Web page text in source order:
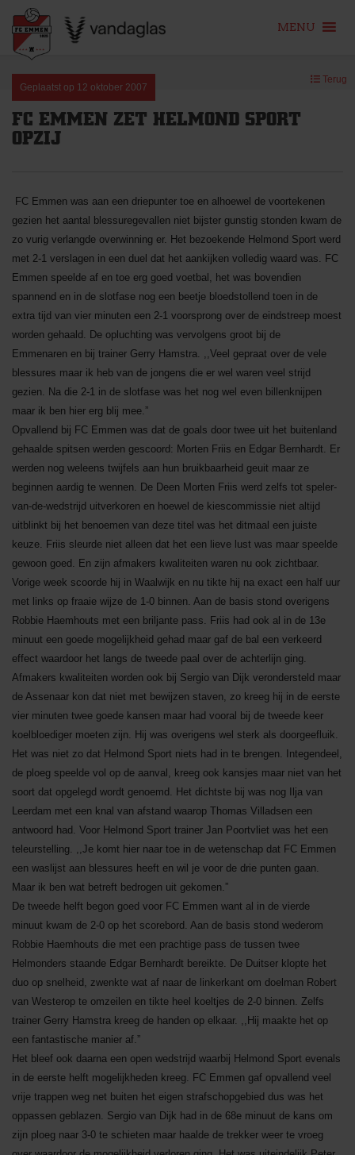
content
MENU
Geplaatst op 12 oktober 2007
Terug
FC EMMEN ZET HELMOND SPORT
OPZIJ
FC Emmen was aan een driepunter toe en alhoewel de voortekenen
gezien het aantal blessuregevallen niet bijster gunstig stonden kwam de
zo vurig verlangde overwinning er. Het bezoekende Helmond Sport werd
met 2-1 verslagen in een duel dat het aankijken volledig waard was. FC
Emmen speelde af en toe erg goed voetbal, het was bovendien
spannend en in de slotfase nog een beetje bloedstollend toen in de
extra tijd van vier minuten een 2-1 voorsprong over de eindstreep moest
worden gehaald. De opluchting was vervolgens groot bij de
Emmenaren en bij trainer Gerry Hamstra. ,,Veel gepraat over de vele
blessures maar ik heb van de jongens die er wel waren veel strijd
gezien. Na die 2-1 in de slotfase was het nog wel even billenknijpen
maar ik ben hier erg blij mee.”
Opvallend bij FC Emmen was dat de goals door twee uit het buitenland
gehaalde spitsen werden gescoord: Morten Friis en Edgar Bernhardt. Er
werden nog weleens twijfels aan hun bruikbaarheid geuit maar ze
beginnen aardig te wennen. De Deen Morten Friis werd zelfs tot speler-
van-de-wedstrijd uitverkoren en hoewel de kiescommissie niet altijd
uitblinkt bij het benoemen van deze titel was het ditmaal een juiste
keuze. Friis sleurde niet alleen dat het een lieve lust was maar speelde
gewoon goed. En zijn afmakers kwaliteiten waren nu ook zichtbaar.
Vorige week scoorde hij in Waalwijk en nu tikte hij na exact een half uur
met links op fraaie wijze de 1-0 binnen. Aan de basis stond overigens
Robbie Haemhouts met een briljante pass. Friis had ook al in de 13e
minuut een goede mogelijkheid gehad maar gaf de bal een verkeerd
effect waardoor het langs de tweede paal over de achterlijn ging.
Afmakers kwaliteiten worden ook bij Sergio van Dijk verondersteld maar
de Assenaar kon dat niet met bewijzen staven, zo kreeg hij in de eerste
vier minuten twee goede kansen maar had vooral bij de tweede keer
koelbloediger moeten zijn. Hij was overigens wel sterk als doorgeefluik.
Het was niet zo dat Helmond Sport niets had in te brengen. Integendeel,
de ploeg speelde vol op de aanval, kreeg ook kansjes maar niet van het
soort dat opgelegd wordt genoemd. Het dichtste bij was nog Ilja van
Leerdam met een knal van afstand waarop Thomas Villadsen een
antwoord had. Voor Helmond Sport trainer Jan Poortvliet was het een
teleurstelling. ,,Je komt hier naar toe in de wetenschap dat FC Emmen
een waslijst aan blessures heeft en wil je voor de drie punten gaan.
Maar ik ben wat betreft bedrogen uit gekomen.”
De tweede helft begon goed voor FC Emmen want al in de vierde
minuut kwam de 2-0 op het scorebord. Aan de basis stond wederom
Robbie Haemhouts die met een prachtige pass de tussen twee
Helmonders staande Edgar Bernhardt bereikte. De Duitser klopte het
duo op snelheid, zwenkte wat af naar de linkerkant om doelman Robert
van Westerop te omzeilen en tikte heel koeltjes de 2-0 binnen. Zelfs
trainer Gerry Hamstra kreeg de handen op elkaar. ,,Hij maakte het op
een fantastische manier af.”
Het bleef ook daarna een open wedstrijd waarbij Helmond Sport evenals
in de eerste helft mogelijkheden kreeg. FC Emmen gaf opvallend veel
vrije trappen weg net buiten het eigen strafschopgebied dus was het
oppassen geblazen. Sergio van Dijk had in de 68e minuut de kans om
zijn ploeg naar 3-0 te schieten maar haalde de trekker weer te vroeg